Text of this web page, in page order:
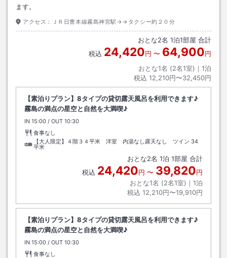
ます。
アクセス： ＪＲ日豊本線霧島神宮駅→→タクシー約２０分
おとな2名 1泊1部屋 合計
税込 24,420円 〜 64,900円
おとな1名 (2名1室)｜ 1泊
税込 12,210円〜32,450円
【素泊りプラン】8タイプの貸切露天風呂を利用できます♪
霧島の満点の星空と自然を大満喫♪
IN チェックイン
15:00 / OUT チェックアウト
10:30
食事なし
【大人限定】４階３４平米 洋室 内湯なし露天なし ツイン 34
平米
おとな2名 1泊 1部屋 合計
税込 24,420円 〜 39,820円
おとな1名 (2名1室)｜ 1泊
税込 12,210円〜19,910円
【素泊りプラン】8タイプの貸切露天風呂を利用できます♪
霧島の満点の星空と自然を大満喫♪
IN チェックイン
15:00 / OUT チェックアウト
10:30
食事なし